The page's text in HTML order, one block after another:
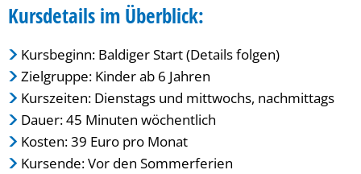
Kursdetails im Überblick:
Kursbeginn: Baldiger Start (Details folgen)
Zielgruppe: Kinder ab 6 Jahren
Kurszeiten: Dienstags und mittwochs, nachmittags
Dauer: 45 Minuten wöchentlich
Kosten: 39 Euro pro Monat
Kursende: Vor den Sommerferien